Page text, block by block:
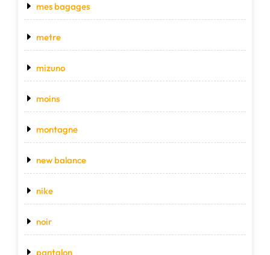
mes bagages
metre
mizuno
moins
montagne
new balance
nike
noir
pantalon